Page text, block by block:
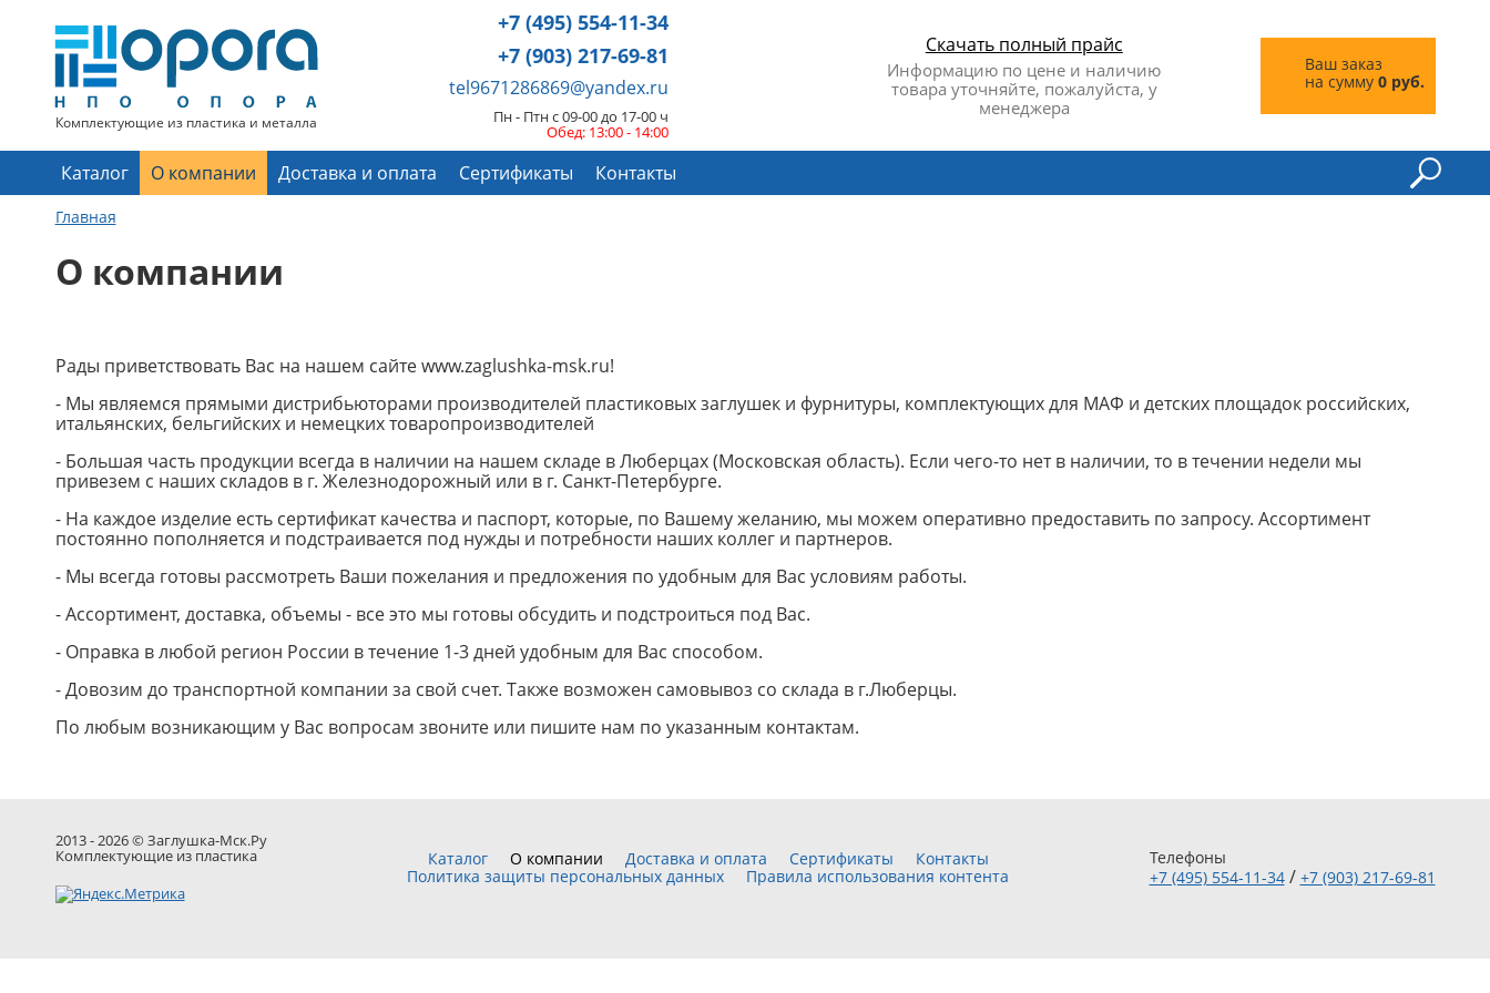
Комплектующие из пластика и металла
+7 (495) 554-11-34
+7 (903) 217-69-81
tel9671286869@yandex.ru
Пн - Птн с 09-00 до 17-00 ч
Обед: 13:00 - 14:00
Скачать полный прайс
Информацию по цене и наличию
товара уточняйте, пожалуйста, у
менеджера
Ваш заказ
на сумму 0 руб.
Каталог О компании Доставка и оплата Сертификаты Контакты
Главная
О компании
Рады приветствовать Вас на нашем сайте www.zaglushka-msk.ru!
- Мы являемся прямыми дистрибьюторами производителей пластиковых заглушек и фурнитуры, комплектующих для МАФ и детских площадок российских,
итальянских, бельгийских и немецких товаропроизводителей
- Большая часть продукции всегда в наличии на нашем складе в Люберцах (Московская область). Если чего-то нет в наличии, то в течении недели мы
привезем с наших складов в г. Железнодорожный или в г. Санкт-Петербурге.
- На каждое изделие есть сертификат качества и паспорт, которые, по Вашему желанию, мы можем оперативно предоставить по запросу. Ассортимент
постоянно пополняется и подстраивается под нужды и потребности наших коллег и партнеров.
- Мы всегда готовы рассмотреть Ваши пожелания и предложения по удобным для Вас условиям работы.
- Ассортимент, доставка, объемы - все это мы готовы обсудить и подстроиться под Вас.
- Оправка в любой регион России в течение 1-3 дней удобным для Вас способом.
- Довозим до транспортной компании за свой счет. Также возможен самовывоз со склада в г.Люберцы.
По любым возникающим у Вас вопросам звоните или пишите нам по указанным контактам.
2013 - 2026 © Заглушка-Мск.Ру
Комплектующие из пластика Каталог О компании Доставка и оплата Сертификаты
Контакты
Политика защиты персональных данных
Правила использования контента
Телефоны
+7 (495) 554-11-34 / +7 (903) 217-69-81